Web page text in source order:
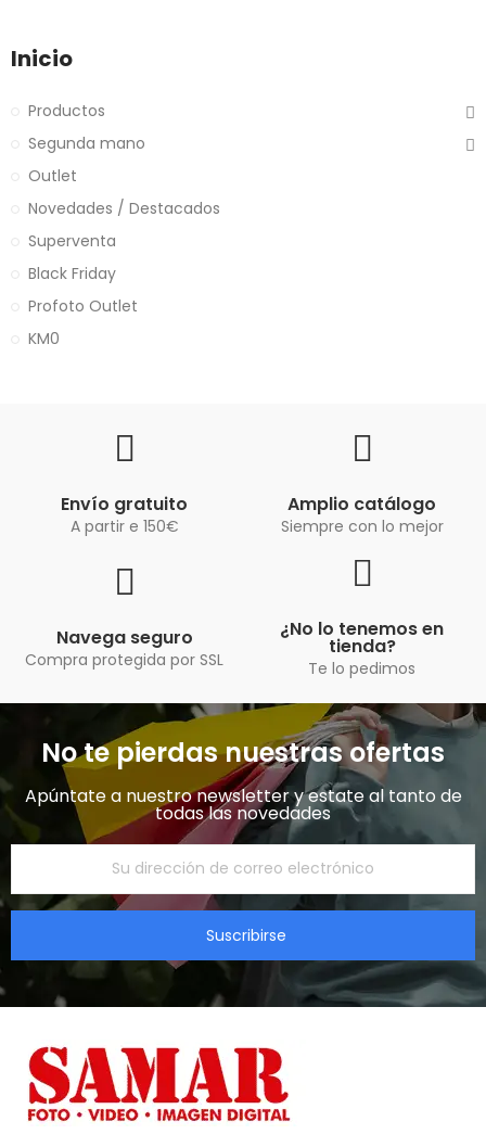
Inicio
Productos
Segunda mano
Outlet
Novedades / Destacados
Superventa
Black Friday
Profoto Outlet
KM0
Envío gratuito
A partir e 150€
Amplio catálogo
Siempre con lo mejor
Navega seguro
Compra protegida por SSL
¿No lo tenemos en
tienda?
Te lo pedimos
No te pierdas nuestras ofertas
Apúntate a nuestro newsletter y estate al tanto de
todas las novedades​
Suscribirse